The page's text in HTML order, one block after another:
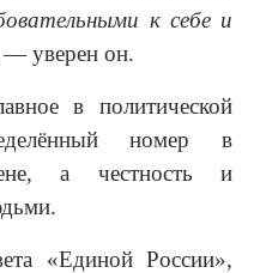
к себе и
— уверен он.
в политической
номер в
а честность и
«Единой России»,